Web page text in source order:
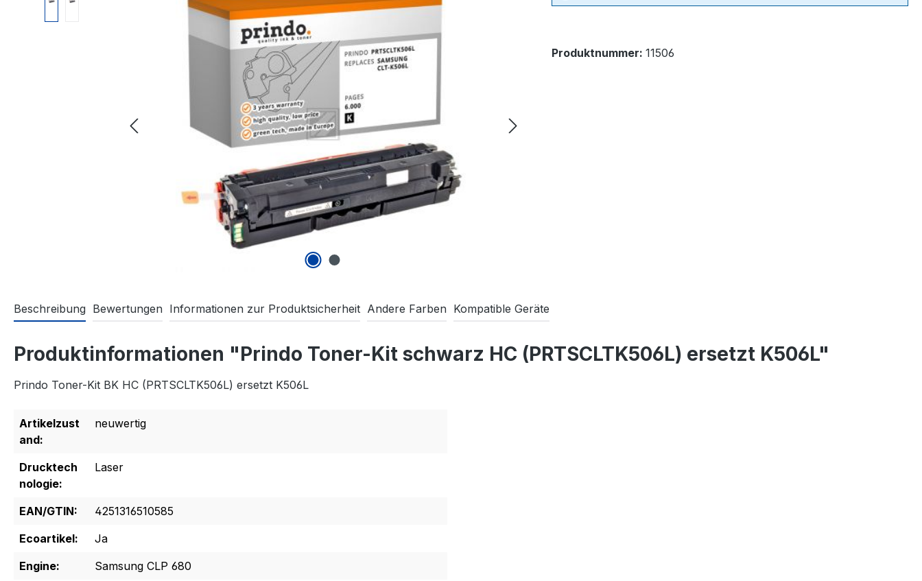
Produktnummer: 11506
Beschreibung Bewertungen Informationen zur Produktsicherheit Andere Farben Kompatible Geräte
Produktinformationen "Prindo Toner-Kit schwarz HC (PRTSCLTK506L) ersetzt K506L"
Prindo Toner-Kit BK HC (PRTSCLTK506L) ersetzt K506L
Artikelzust
and:
neuwertig
Drucktech
nologie:
Laser
EAN/GTIN:
4251316510585
Ecoartikel:
Ja
Engine:
Samsung CLP 680